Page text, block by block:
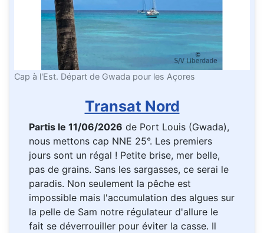
Cap à l'Est. Départ de Gwada pour les Açores
Transat Nord
Partis le 11/06/2026 de Port Louis (Gwada),
nous mettons cap NNE 25°. Les premiers
jours sont un régal ! Petite brise, mer belle,
pas de grains. Sans les sargasses, ce serai le
paradis. Non seulement la pêche est
impossible mais l'accumulation des algues sur
la pelle de Sam notre régulateur d'allure le
fait se déverrouiller pour éviter la casse. Il